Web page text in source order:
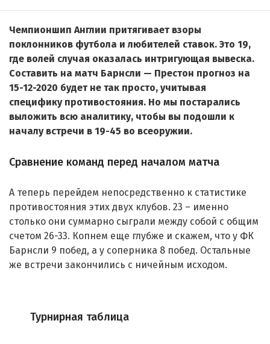
Чемпионшип Англии притягивает взоры
поклонников футбола и любителей ставок. Это 19,
где волей случая оказалась интригующая вывеска.
Составить на матч Барнсли — Престон прогноз на
15-12-2020 будет не так просто, учитывая
специфику противостояния. Но мы постарались
выложить всю аналитику, чтобы вы подошли к
началу встречи в 19-45 во всеоружии.
Сравнение команд перед началом матча
А теперь перейдем непосредственно к статистике
противостояния этих двух клубов. 23 – именно
столько они суммарно сыграли между собой с общим
счетом 26-33. Копнем еще глубже и скажем, что у ФК
Барнсли 9 побед, а у соперника 8 побед. Остальные
же встречи закончились с ничейным исходом.
Турнирная таблица